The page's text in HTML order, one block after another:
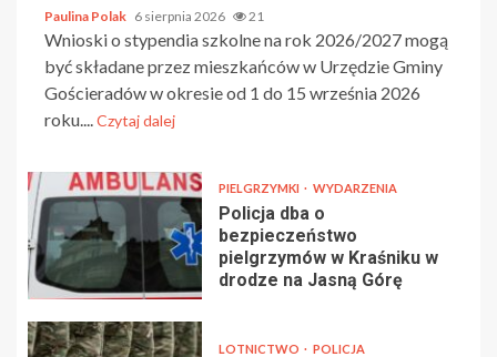
Paulina Polak 6 sierpnia 2026 21
Wnioski o stypendia szkolne na rok 2026/2027 mogą
być składane przez mieszkańców w Urzędzie Gminy
Gościeradów w okresie od 1 do 15 września 2026
roku....Czytaj dalej
PIELGRZYMKI WYDARZENIA
Policja dba o
bezpieczeństwo
pielgrzymów w Kraśniku w
drodze na Jasną Górę
LOTNICTWO POLICJA